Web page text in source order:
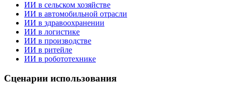
ИИ в сельском хозяйстве
ИИ в автомобильной отрасли
ИИ в здравоохранении
ИИ в логистике
ИИ в производстве
ИИ в ритейле
ИИ в робототехнике
Сценарии использования